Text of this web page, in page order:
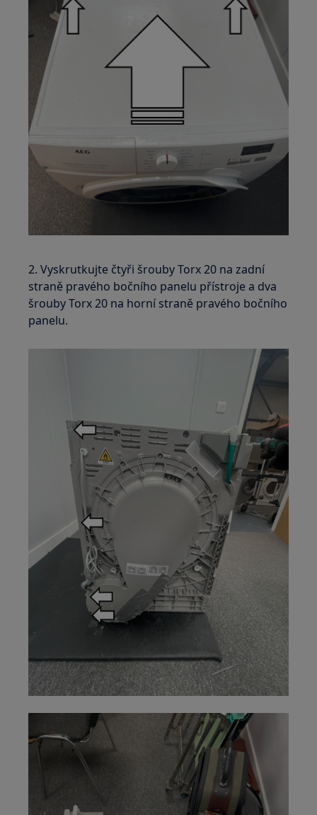
2. Vyskrutkujte čtyři šrouby Torx 20 na zadní
straně pravého bočního panelu přístroje a dva
šrouby Torx 20 na horní straně pravého bočního
panelu.